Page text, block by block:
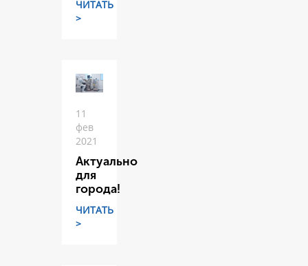
ЧИТАТЬ
>
11
фев
2021
Актуально
для
города!
ЧИТАТЬ
>